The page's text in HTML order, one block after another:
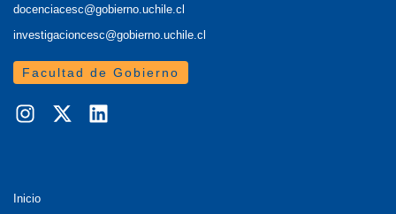
docenciacesc@gobierno.uchile.cl
investigacioncesc@gobierno.uchile.cl
Facultad de Gobierno
Inicio